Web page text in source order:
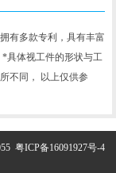
有多款专利，具有丰富
具体视工件的形状与工
不同， 以上仅供参
粤ICP备16091927号-4